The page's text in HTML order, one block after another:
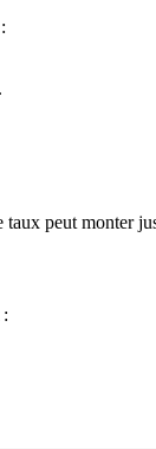
peut monter